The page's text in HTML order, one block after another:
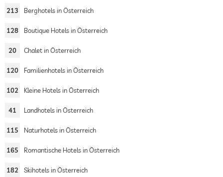
213 Berghotels in Österreich
128 Boutique Hotels in Österreich
20 Chalet in Österreich
120 Familienhotels in Österreich
102 Kleine Hotels in Österreich
41 Landhotels in Österreich
115 Naturhotels in Österreich
165 Romantische Hotels in Österreich
182 Skihotels in Österreich